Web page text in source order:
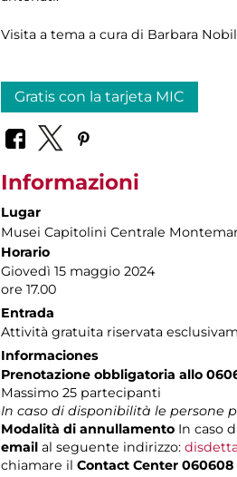
Visita a tema a cura di Barbara
Gratis con la tarjeta MIC
Informazioni
Lugar
Musei Capitolini Centrale
Horario
Giovedì 15 maggio 2024
ore 17.00
Entrada
Attività gratuita riservata
Informaciones
Prenotazione obbligatoria allo
Massimo 25 partecipanti
In caso di disponibilità le persone
Modalità di annullamento In caso
email al seguente indirizzo:
chiamare il Contact Center 060608